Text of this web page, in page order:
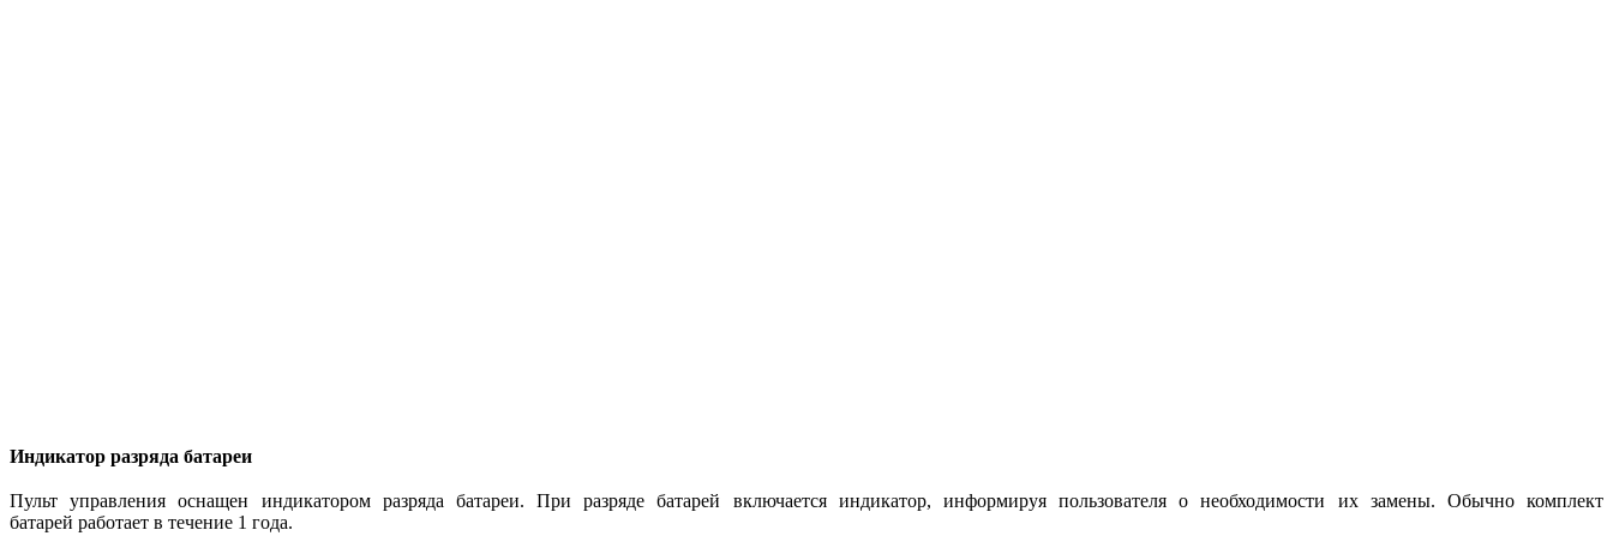
Индикатор разряда батареи
Пульт управления оснащен индикатором разряда батареи. При разряде батарей включается индикатор, информируя пользователя о необходимости их замены. Обычно комплект
батарей работает в течение 1 года.